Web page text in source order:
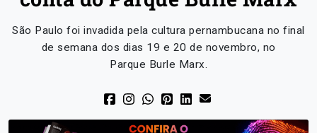
São Paulo foi invadida pela cultura pernambucana no final
de semana dos dias 19 e 20 de novembro, no
Parque Burle Marx.